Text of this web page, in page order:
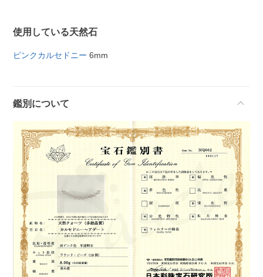
使用している天然石
ピンクカルセドニー 6mm
鑑別について